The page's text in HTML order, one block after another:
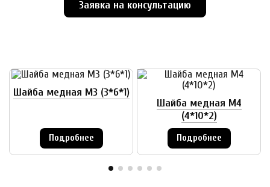
Заявка на консультацию
Шайба медная М3 (3*6*1)
Подробнее
Шайба медная М4
(4*10*2)
Подробнее